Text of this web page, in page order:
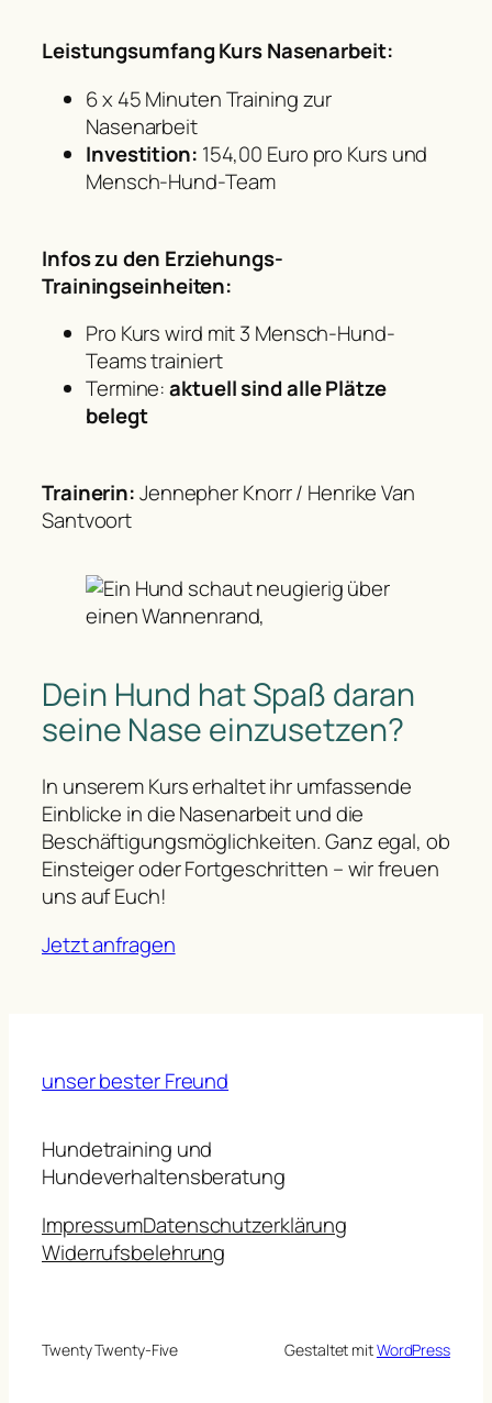
Leistungsumfang Kurs Nasenarbeit:
6 x 45 Minuten Training zur
Nasenarbeit
Investition: 154,00 Euro pro Kurs und
Mensch-Hund-Team
Infos zu den Erziehungs-
Trainingseinheiten:
Pro Kurs wird mit 3 Mensch-Hund-
Teams trainiert
Termine:aktuell sind alle Plätze
belegt
Trainerin:Jennepher Knorr / Henrike Van
Santvoort
Dein Hund hat Spaß daran
seine Nase einzusetzen?
In unserem Kurs erhaltet ihr umfassende
Einblicke in die Nasenarbeit und die
Beschäftigungsmöglichkeiten. Ganz egal, ob
Einsteiger oder Fortgeschritten – wir freuen
uns auf Euch!
Jetzt anfragen
unser bester Freund
Hundetraining und
Hundeverhaltensberatung
ImpressumDatenschutzerklärung
Widerrufsbelehrung
Twenty Twenty-Five Gestaltet mitWordPress